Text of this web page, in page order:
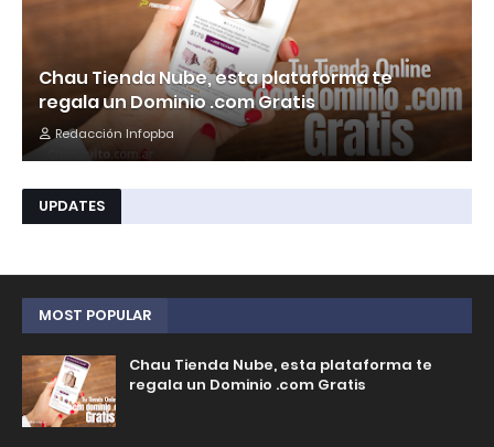
Chau Tienda Nube, esta plataforma te
regala un Dominio .com Gratis
Redacción Infopba
UPDATES
MOST POPULAR
Chau Tienda Nube, esta plataforma te
regala un Dominio .com Gratis